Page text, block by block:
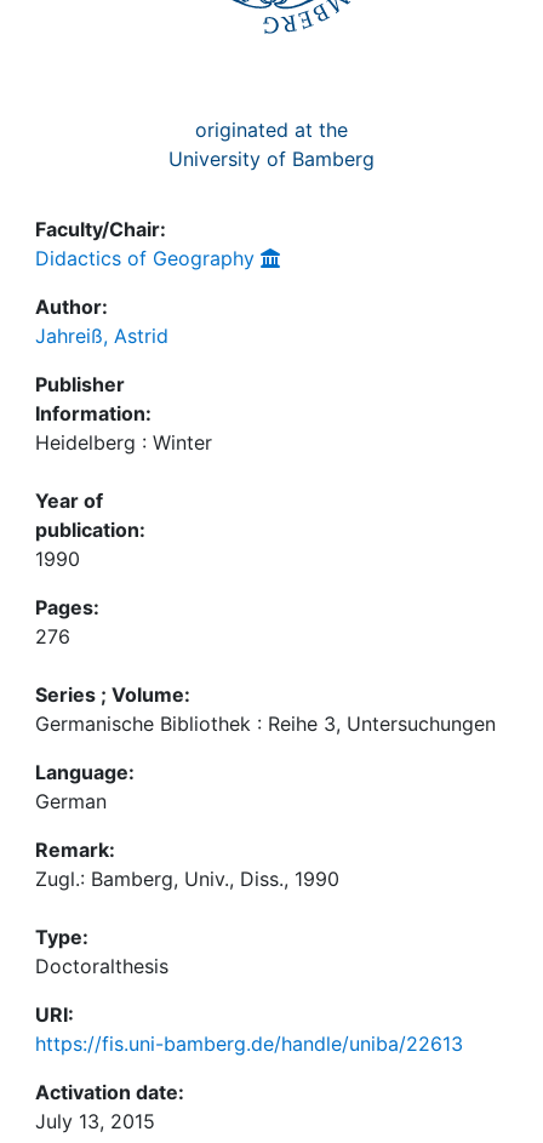
originated at the
University of Bamberg
Faculty/Chair:
Didactics of Geography
Author:
Jahreiß, Astrid
Publisher
Information:
Heidelberg : Winter
Year of
publication:
1990
Pages:
276
Series ; Volume:
Germanische Bibliothek : Reihe 3, Untersuchungen
Language:
German
Remark:
Zugl.: Bamberg, Univ., Diss., 1990
Type:
Doctoralthesis
URI:
https://fis.uni-bamberg.de/handle/uniba/22613
Activation date:
July 13, 2015